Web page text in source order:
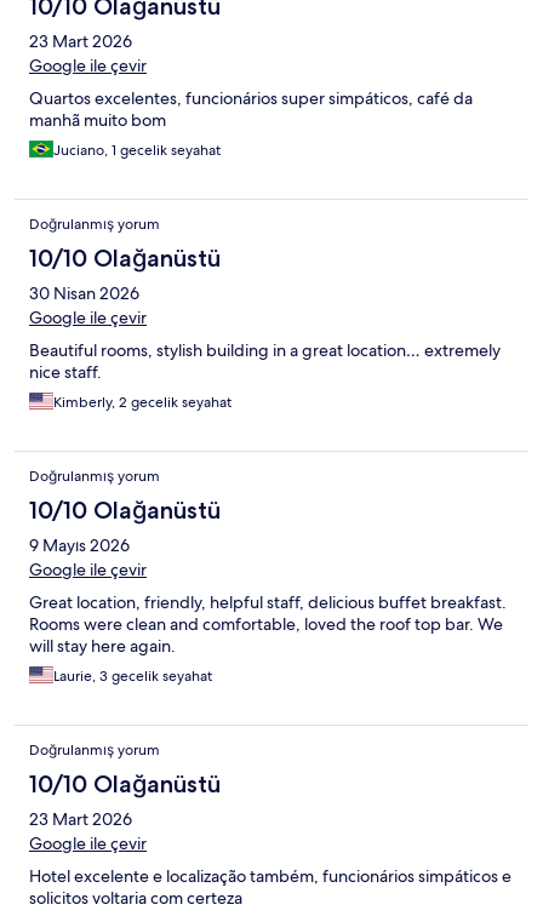
23 Mart 2026
Google ile çevir
Quartos excelentes, funcionários super simpáticos, café da
manhã muito bom
Juciano, 1 gecelik seyahat
Doğrulanmış yorum
10/10 Olağanüstü
30 Nisan 2026
Google ile çevir
Beautiful rooms, stylish building in a great location… extremely
nice staff.
Kimberly, 2 gecelik seyahat
Doğrulanmış yorum
10/10 Olağanüstü
9 Mayıs 2026
Google ile çevir
Great location, friendly, helpful staff, delicious buffet breakfast.
Rooms were clean and comfortable, loved the roof top bar. We
will stay here again.
Laurie, 3 gecelik seyahat
Doğrulanmış yorum
10/10 Olağanüstü
23 Mart 2026
Google ile çevir
Hotel excelente e localização também, funcionários simpáticos e
solicitos voltaria com certeza